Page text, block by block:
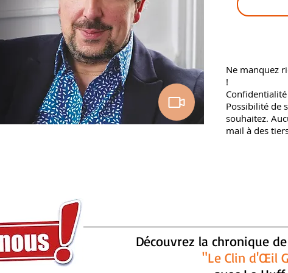
Ne manquez
!
Possibilité de
souhaitez.
mail à des
Découvrez la chronique
"Le Clin d'Œil